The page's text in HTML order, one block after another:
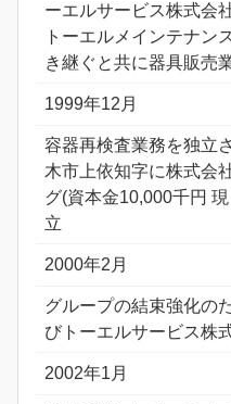
ーエルサービス株式会
トーエルメインテナン
き継ぐと共に器具販売
1999年12月
容器再検査業務を独立
木市上依知字に株式会
グ(資本金10,000千円
立
2000年2月
グループの結束強化の
びトーエルサービス株
2002年1月